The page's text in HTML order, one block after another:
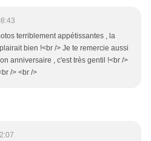
terriblement appétissantes , la
bien !<br /> Je te remercie aussi
anniversaire , c'est très gentil !<br />
/> <br />